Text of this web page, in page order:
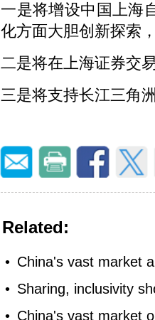
一是将增设中国上海
化方面大胆创新探索
二是将在上海证券交
三是将支持长江三角
Related:
• China's vast market
• Sharing, inclusivity
• China's vast market